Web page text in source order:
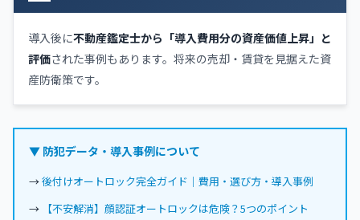
導入後に不動産鑑定士から「導入費用分の資産価値上昇」と
評価された事例もあります。将来の売却・賃貸を見据えた資
産防衛策です。
▼ 防犯データ・導入事例について
→後付けオートロック完全ガイド｜費用・選び方・導入事例
→ 【不安解消】顔認証オートロックは危険？5つのポイント